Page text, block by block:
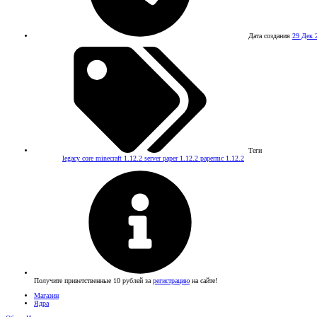
Дата создания 29 Дек
Теги
legacy core minecraft 1.12.2 serverpaper 1.12.2 papermc 1.12.2
Получите приветственные 10 рублей за регистрацию на сайте!
Магазин
Ядра